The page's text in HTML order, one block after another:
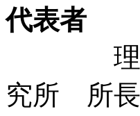
代表者
理事長
究所 所長